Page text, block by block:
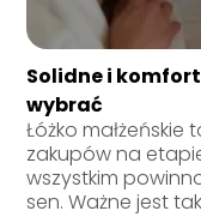
Solidne i
wybrać
Łóżko
zakupów na
wszystkim
sen. Ważne jest